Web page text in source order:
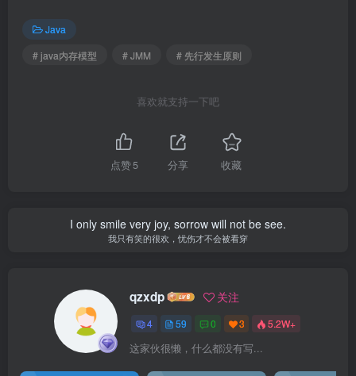
Java
# java内存模型
# JMM # 先行发生原则
喜欢就支持一下吧
点赞5 分享 收藏
I only smile very joy, sorrow will not be see.
我只有笑的很欢，忧伤才不会被看穿
qzxdp 关注
4 59 0 3 5.2W+
这家伙很懒，什么都没有写...